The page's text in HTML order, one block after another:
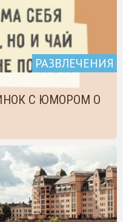
РАЗВЛЕЧЕНИЯ
С ЮМОРОМ О